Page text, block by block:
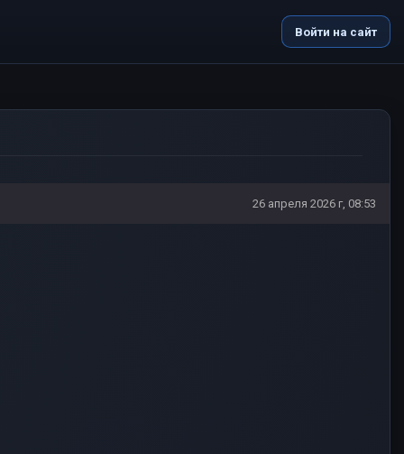
Войти на сайт
26 апреля 2026 г, 08:53